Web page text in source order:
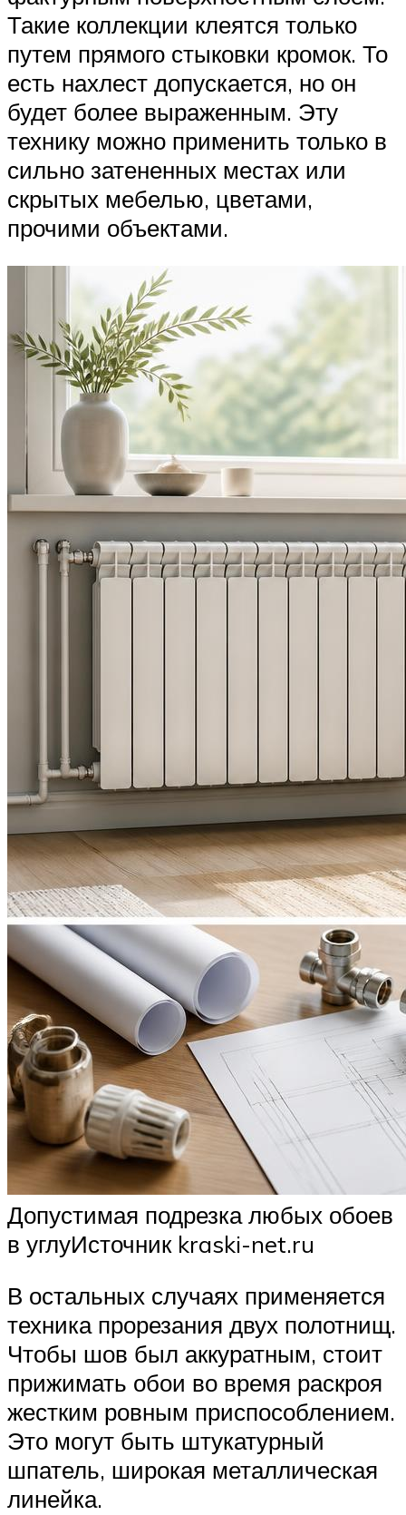
Такие коллекции клеятся только
путем прямого стыковки кромок. То
есть нахлест допускается, но он
будет более выраженным. Эту
технику можно применить только в
сильно затененных местах или
скрытых мебелью, цветами,
прочими объектами.
Допустимая подрезка любых обоев
в углуИсточник kraski-net.ru
В остальных случаях применяется
техника прорезания двух полотнищ.
Чтобы шов был аккуратным, стоит
прижимать обои во время раскроя
жестким ровным приспособлением.
Это могут быть штукатурный
шпатель, широкая металлическая
линейка.